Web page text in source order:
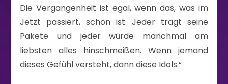
Die Vergangenheit ist egal, wenn das, was im
Jetzt passiert, schön ist. Jeder trägt seine
Pakete und jeder würde manchmal am
liebsten alles hinschmeißen. Wenn jemand
dieses Gefühl versteht, dann diese Idols.“